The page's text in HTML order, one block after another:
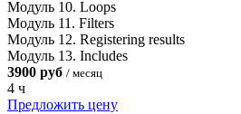
Модуль 10. Loops
Модуль 11. Filters
Модуль 12. Registering results
Модуль 13. Includes
3900 руб / месяц
4 ч
Предложить цену